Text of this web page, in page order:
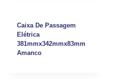
Caixa De Passagem
Elétrica
381mmx342mmx83mm
Amanco